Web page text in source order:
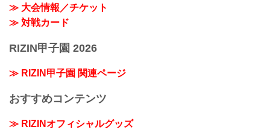
≫ 大会情報／チケット
≫ 対戦カード
RIZIN甲子園 2026
≫ RIZIN甲子園 関連ページ
おすすめコンテンツ
≫ RIZINオフィシャルグッズ